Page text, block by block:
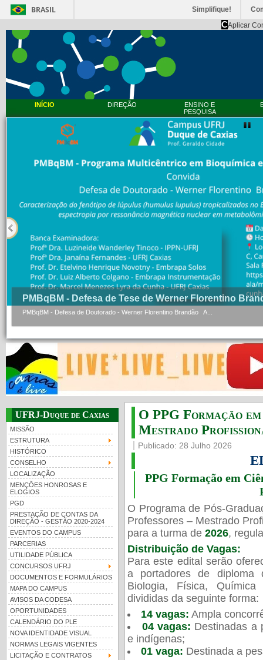
BRASIL Simplifique!
CAplicar
INÍCIO DIREÇÃO
ENSINO E
PESQUISA
PMBqBM - Defesa de Tese de Werner Florentino
PMBqBM - Defesa de Doutorado - Werner Florentino Brandão A...
UFRJ-Duque de Caxias
MISSÃO
ESTRUTURA
HISTÓRICO
CONSELHO
LOCALIZAÇÃO
MENÇÕES HONROSAS E
ELOGIOS
PGD
PRESTAÇÃO DE CONTAS DA
DIREÇÃO - GESTÃO 2020-2024
EVENTOS DO CAMPUS
PARCERIAS
UTILIDADE PÚBLICA
CONCURSOS UFRJ
DOCUMENTOS E FORMULÁRIOS
MAPA DO CAMPUS
AVISOS DA CODESA
OPORTUNIDADES
CALENDÁRIO DO PLE
NOVA IDENTIDADE VISUAL
NORMAS LEGAIS VIGENTES
LICITAÇÃO E CONTRATOS
O PPG Formação
Mestrado
Publicado: 28 Julho 2026
PPG Formação em
O Programa de Pós-
Professores – Mestrado
para a turma de 2026,
Distribuição de Vagas:
Para este edital serão
a portadores de diploma
Biologia, Física,
divididas da seguinte forma:
14 vagas: Ampla
04 vagas: Destinadas a
e indígenas;
01 vaga: Destinada a
UFRJ 100 anos